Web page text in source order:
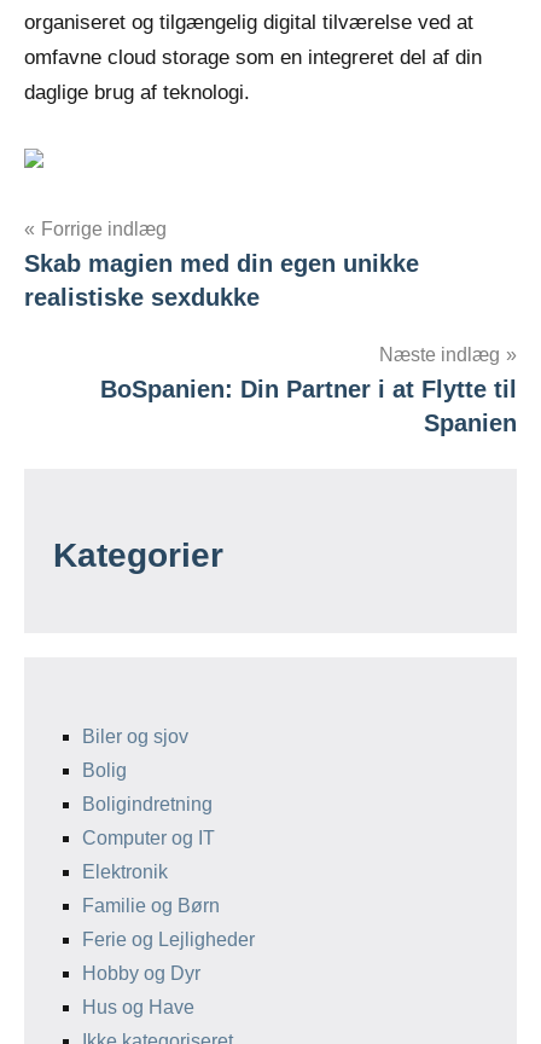
organiseret og tilgængelig digital tilværelse ved at
omfavne cloud storage som en integreret del af din
daglige brug af teknologi.
Indlægsnavigation
Forrige indlæg
Skab magien med din egen unikke
realistiske sexdukke
Næste indlæg
BoSpanien: Din Partner i at Flytte til
Spanien
Kategorier
Biler og sjov
Bolig
Boligindretning
Computer og IT
Elektronik
Familie og Børn
Ferie og Lejligheder
Hobby og Dyr
Hus og Have